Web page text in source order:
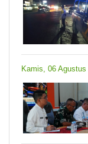
Kamis, 06 Agustus